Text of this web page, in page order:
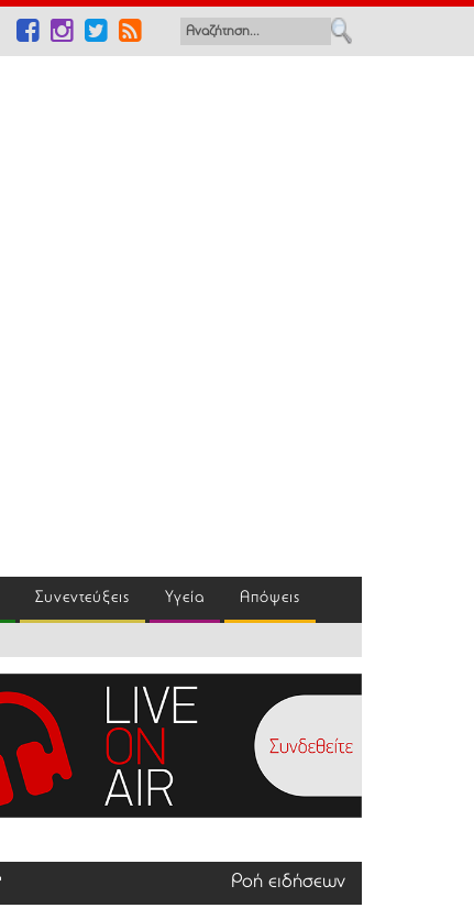
Συνεντεύξεις Υγεία Απόψεις
Ροή ειδήσεων